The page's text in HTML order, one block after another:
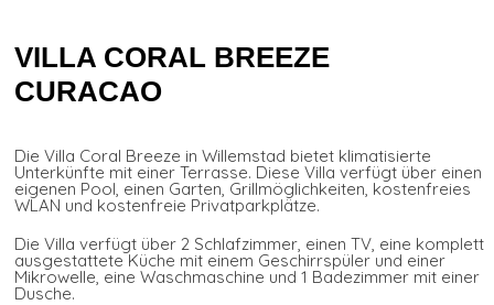
VILLA CORAL BREEZE
CURACAO
Die Villa Coral Breeze in Willemstad bietet klimatisierte
Unterkünfte mit einer Terrasse. Diese Villa verfügt über einen
eigenen Pool, einen Garten, Grillmöglichkeiten, kostenfreies
WLAN und kostenfreie Privatparkplätze.
Die Villa verfügt über 2 Schlafzimmer, einen TV, eine komplett
ausgestattete Küche mit einem Geschirrspüler und einer
Mikrowelle, eine Waschmaschine und 1 Badezimmer mit einer
Dusche.